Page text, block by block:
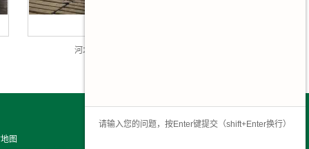
河北珍珠棉卷材厂家
图